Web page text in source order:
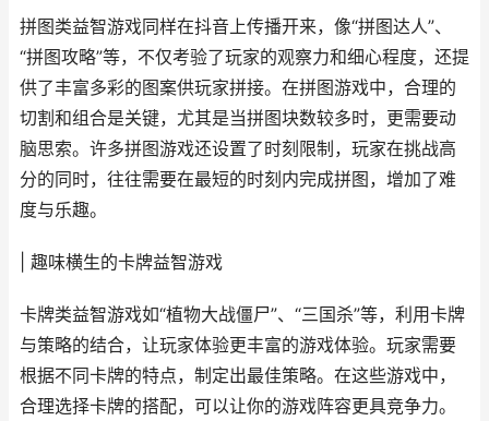
拼图类益智游戏同样在抖音上传播开来，像“拼图达人”、
“拼图攻略”等，不仅考验了玩家的观察力和细心程度，还提
供了丰富多彩的图案供玩家拼接。在拼图游戏中，合理的
切割和组合是关键，尤其是当拼图块数较多时，更需要动
脑思索。许多拼图游戏还设置了时刻限制，玩家在挑战高
分的同时，往往需要在最短的时刻内完成拼图，增加了难
度与乐趣。
| 趣味横生的卡牌益智游戏
卡牌类益智游戏如“植物大战僵尸”、“三国杀”等，利用卡牌
与策略的结合，让玩家体验更丰富的游戏体验。玩家需要
根据不同卡牌的特点，制定出最佳策略。在这些游戏中，
合理选择卡牌的搭配，可以让你的游戏阵容更具竞争力。